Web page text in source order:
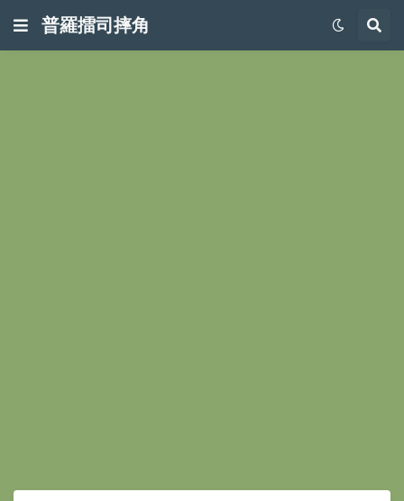
普羅擂司摔角